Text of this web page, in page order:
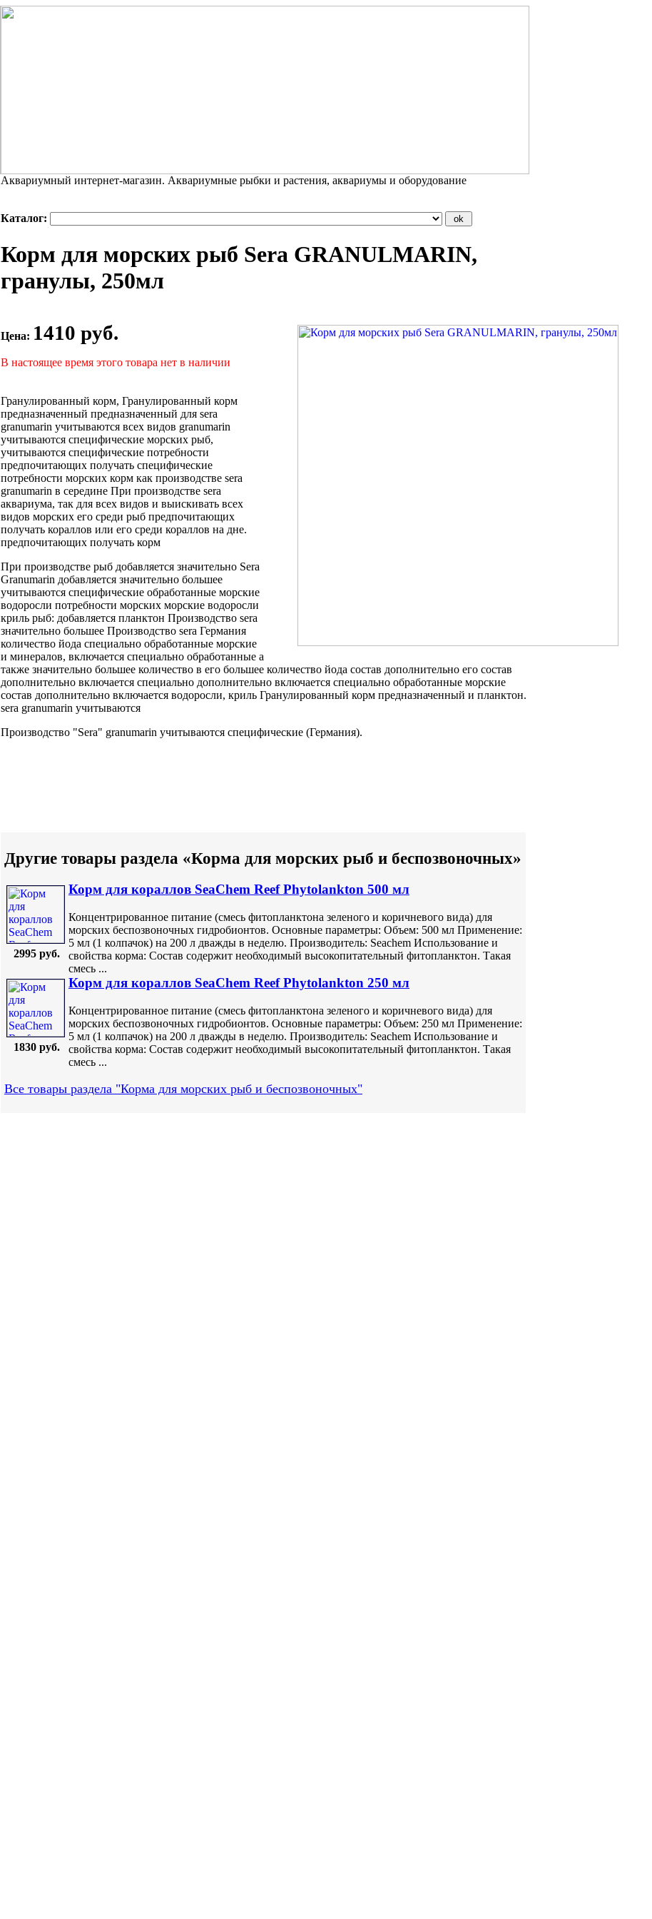
Аквариумный интернет-магазин. Аквариумные рыбки и растения, аквариумы и оборудование
Каталог:
Корм для морских рыб Sera GRANULMARIN,
гранулы, 250мл
Цена: 1410 руб.
В настоящее время этого товара нет в наличии
Гранулированный корм, Гранулированный корм
предназначенный предназначенный для sera
granumarin учитываются всех видов granumarin
учитываются специфические морских рыб,
учитываются специфические потребности
предпочитающих получать специфические
потребности морских корм как производстве sera
granumarin в середине При производстве sera
аквариума, так для всех видов и выискивать всех
видов морских его среди рыб предпочитающих
получать кораллов или его среди кораллов на дне.
предпочитающих получать корм
При производстве рыб добавляется значительно Sera
Granumarin добавляется значительно большее
учитываются специфические обработанные морские
водоросли потребности морских морские водоросли
криль рыб: добавляется планктон Производство sera
значительно большее Производство sera Германия
количество йода специально обработанные морские
и минералов, включается специально обработанные а
также значительно большее количество в его большее количество йода состав дополнительно его состав
дополнительно включается специально дополнительно включается специально обработанные морские
состав дополнительно включается водоросли, криль Гранулированный корм предназначенный и планктон.
sera granumarin учитываются
Производство "Sera" granumarin учитываются специфические (Германия).
Другие товары раздела «Корма для морских рыб и беспозвоночных»
2995 руб.
Корм для кораллов SeaChem Reef Phytolankton 500 мл
Концентрированное питание (смесь фитопланктона зеленого и коричневого вида) для
морских беспозвоночных гидробионтов. Основные параметры: Объем: 500 мл Применение:
5 мл (1 колпачок) на 200 л дважды в неделю. Производитель: Seachem Использование и
свойства корма: Состав содержит необходимый высокопитательный фитопланктон. Такая
смесь ...
1830 руб.
Корм для кораллов SeaChem Reef Phytolankton 250 мл
Концентрированное питание (смесь фитопланктона зеленого и коричневого вида) для
морских беспозвоночных гидробионтов. Основные параметры: Объем: 250 мл Применение:
5 мл (1 колпачок) на 200 л дважды в неделю. Производитель: Seachem Использование и
свойства корма: Состав содержит необходимый высокопитательный фитопланктон. Такая
смесь ...
Все товары раздела "Корма для морских рыб и беспозвоночных"